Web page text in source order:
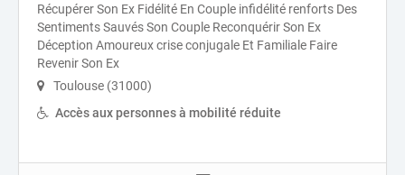
Récupérer Son Ex Fidélité En Couple infidélité renforts Des
Sentiments Sauvés Son Couple Reconquérir Son Ex
Déception Amoureux crise conjugale Et Familiale Faire
Revenir Son Ex
Toulouse (31000)
Accès aux personnes à mobilité réduite